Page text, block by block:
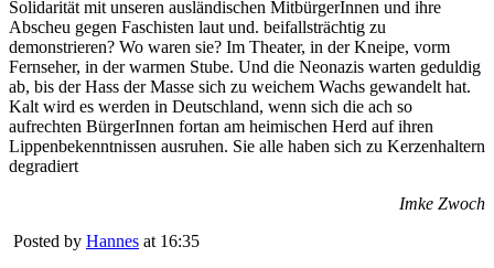
Solidarität mit unseren ausländischen MitbürgerInnen und ihre
Abscheu gegen Faschisten laut und. beifallsträchtig zu
demonstrieren? Wo waren sie? Im Theater, in der Kneipe, vorm
Fernseher, in der warmen Stube. Und die Neonazis warten geduldig
ab, bis der Hass der Masse sich zu weichem Wachs gewandelt hat.
Kalt wird es werden in Deutschland, wenn sich die ach so
aufrechten BürgerInnen fortan am heimischen Herd auf ihren
Lippenbekenntnissen ausruhen. Sie alle haben sich zu Kerzenhaltern
degradiert
Imke Zwoch
Posted by Hannes at 16:35